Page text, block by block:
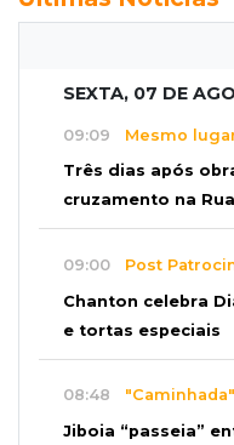
SEXTA, 07 DE
09:09 Mesmo
Três dias após
cruzamento na
09:00 Post
Chanton celebra
e tortas especiais
08:48
Jiboia “passeia”